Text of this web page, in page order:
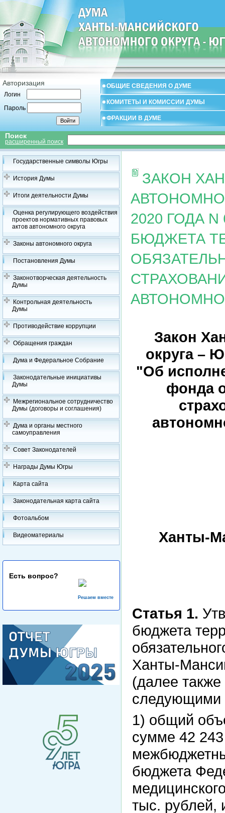
Авторизация
Логин
Пароль
ОБЩИЕ СВЕДЕНИЯ О ДУМЕ
КОМИТЕТЫ И КОМИССИИ ДУМЫ
ФРАКЦИИ В ДУМЕ
Поиск
расширенный поиск
Государственные символы Югры
История Думы
Итоги деятельности Думы
Оценка регулирующего воздействия
проектов нормативных правовых
актов автономного округа
Законы автономного округа
Постановления Думы
Законотворческая деятельность
Думы
Контрольная деятельность
Думы
Противодействие коррупции
Обращения граждан
Дума и Федеральное Собрание
Законодательные инициативы
Думы
Межрегиональное сотрудничество
Думы (договоры и соглашения)
Дума и органы местного
самоуправления
Совет Законодателей
Награды Думы Югры
Карта сайта
Законодательная карта сайта
Фотоальбом
Видеоматериалы
Есть вопрос?
Решаем вместе
ЗАКОН
2020 ГОДА
БЮДЖЕТА
Закон
округа –
"Об
фонда
Ханты-
Статья 1.
бюджета
Ханты-
(далее
следующими
1) общий
сумме 42
бюджета
тыс. рублей,